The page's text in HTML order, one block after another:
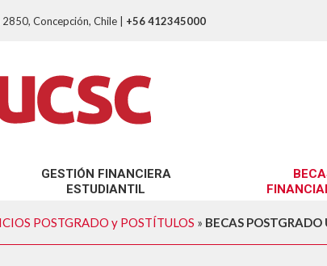
Concepción, Chile | +56 412345000
GESTIÓN FINANCIERA
ESTUDIANTIL
SOBRE NOSOTROS
TRÁMITES GFE
BENEFICIOS
BENEFICIOS
POSTGRADO y POSTÍTULOS » BECAS POSTGRADO